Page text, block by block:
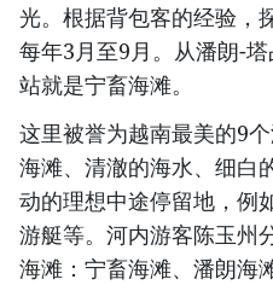
光。根据背包客的经验，
每年3月至9月。从潘朗-
站就是宁畜海滩。
这里被誉为越南最美的9
海滩、清澈的海水、细白
动的理想中途停留地，例
游艇等。河内游客陈玉州
海滩：宁畜海滩、潘朗海